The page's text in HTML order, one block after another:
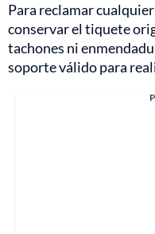
Para reclamar
conservar el tiquete
tachones ni
soporte válido para